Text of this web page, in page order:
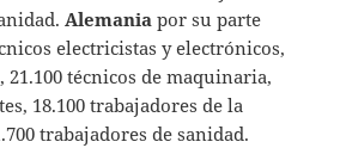
Alemaniapor su parte
electricistas y electrónicos,
21.100 técnicos de maquinaria,
18.100 trabajadores de la
trabajadores de sanidad.